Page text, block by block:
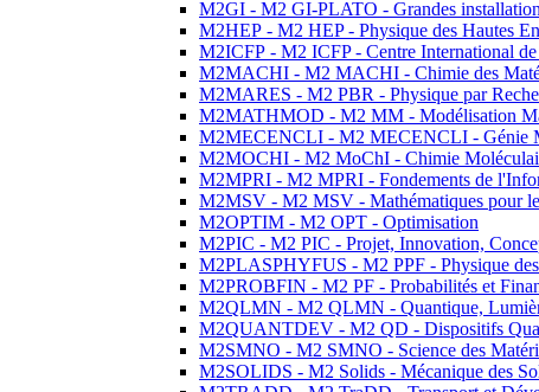
M2GI - M2 GI-PLATO - Grandes
M2HEP - M2 HEP - Physique des Hautes
M2ICFP - M2 ICFP - Centre International
M2MACHI - M2 MACHI - Chimie des
M2MARES - M2 PBR - Physique par
M2MATHMOD - M2 MM - Modélisation
M2MECENCLI - M2 MECENCLI - Génie
M2MOCHI - M2 MoChI - Chimie
M2MPRI - M2 MPRI - Fondements de
M2MSV - M2 MSV - Mathématiques pour
M2OPTIM - M2 OPT - Optimisation
M2PIC - M2 PIC - Projet, Innovation,
M2PLASPHYFUS - M2 PPF - Physique des
M2PROBFIN - M2 PF - Probabilités et
M2QLMN - M2 QLMN - Quantique,
M2QUANTDEV - M2 QD - Dispositifs
M2SMNO - M2 SMNO - Science des
M2SOLIDS - M2 Solids - Mécanique des